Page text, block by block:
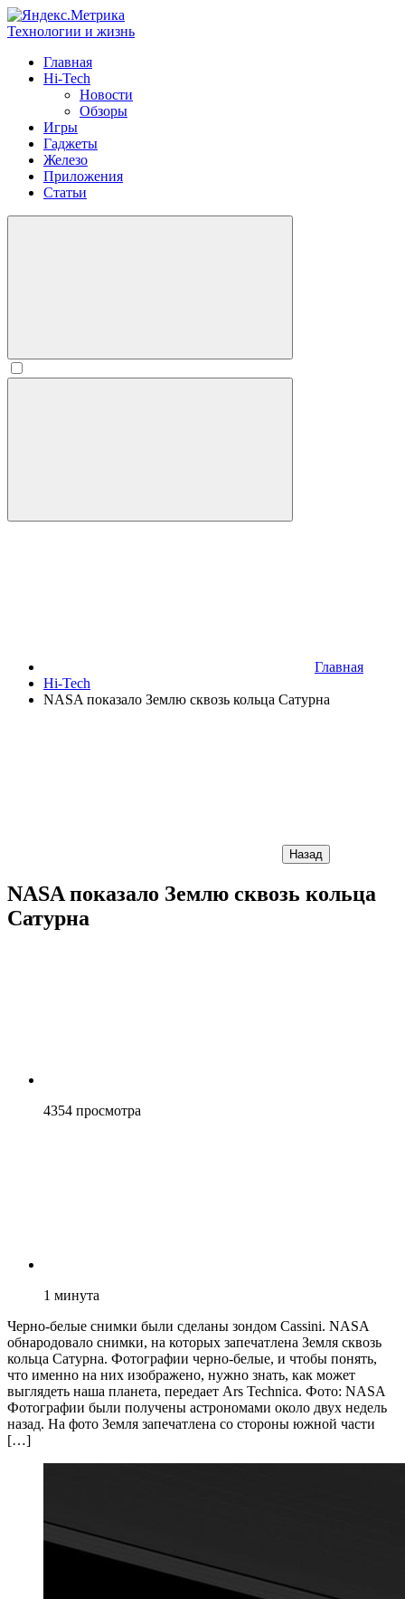
Технологии и жизнь
Главная
Hi-Tech
Новости
Обзоры
Игры
Гаджеты
Железо
Приложения
Статьи
Главная
Hi-Tech
NASA показало Землю сквозь кольца Сатурна
Назад
NASA показало Землю сквозь кольца
Сатурна
4354 просмотра
1 минута
Черно-белые снимки были сделаны зондом Cassini. NASA
обнародовало снимки, на которых запечатлена Земля сквозь
кольца Сатурна. Фотографии черно-белые, и чтобы понять,
что именно на них изображено, нужно знать, как может
выглядеть наша планета, передает Ars Technica. Фото: NASA
Фотографии были получены астрономами около двух недель
назад. На фото Земля запечатлена со стороны южной части
[…]